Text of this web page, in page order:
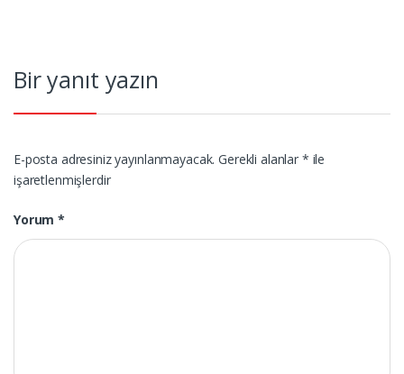
Bir yanıt yazın
E-posta adresiniz yayınlanmayacak. Gerekli alanlar * ile
işaretlenmişlerdir
Yorum*